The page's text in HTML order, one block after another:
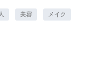
美容 メイク